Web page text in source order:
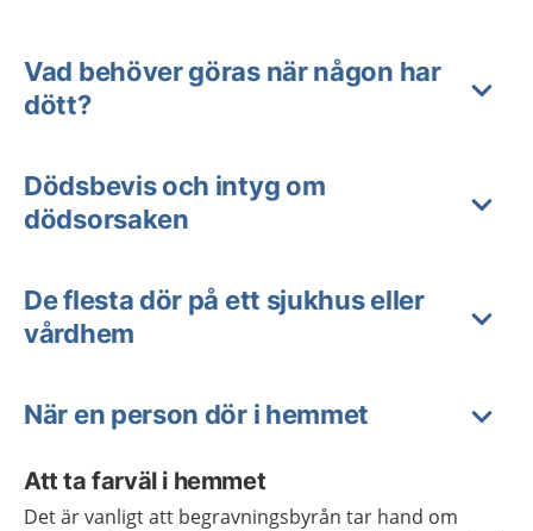
Vad behöver göras när någon har
dött?
Dödsbevis och intyg om
dödsorsaken
De flesta dör på ett sjukhus eller
vårdhem
När en person dör i hemmet
Att ta farväl i hemmet
Det är vanligt att begravningsbyrån tar hand om